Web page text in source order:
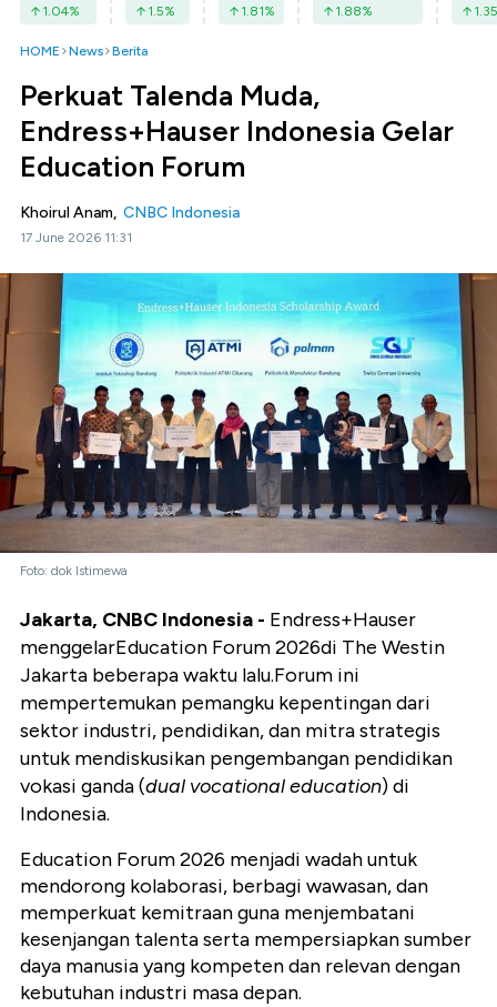
1.04% 1.5% 1.81% 1.88% 1.35
HOME News Berita
Perkuat Talenda Muda,
Endress+Hauser Indonesia Gelar
Education Forum
Khoirul Anam, CNBC Indonesia
17 June 2026 11:31
Foto: dok Istimewa
Jakarta, CNBC Indonesia - Endress+Hauser
menggelarEducation Forum 2026di The Westin
Jakarta beberapa waktu lalu.Forum ini
mempertemukan pemangku kepentingan dari
sektor industri, pendidikan, dan mitra strategis
untuk mendiskusikan pengembangan pendidikan
vokasi ganda (dual vocational education) di
Indonesia.
Education Forum 2026 menjadi wadah untuk
mendorong kolaborasi, berbagi wawasan, dan
memperkuat kemitraan guna menjembatani
kesenjangan talenta serta mempersiapkan sumber
daya manusia yang kompeten dan relevan dengan
kebutuhan industri masa depan.